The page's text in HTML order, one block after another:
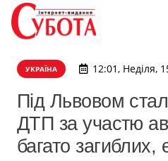
УКРАЇНА 12:01, Неділя,
Під Львовом
ДТП за участю
багато загиблих,